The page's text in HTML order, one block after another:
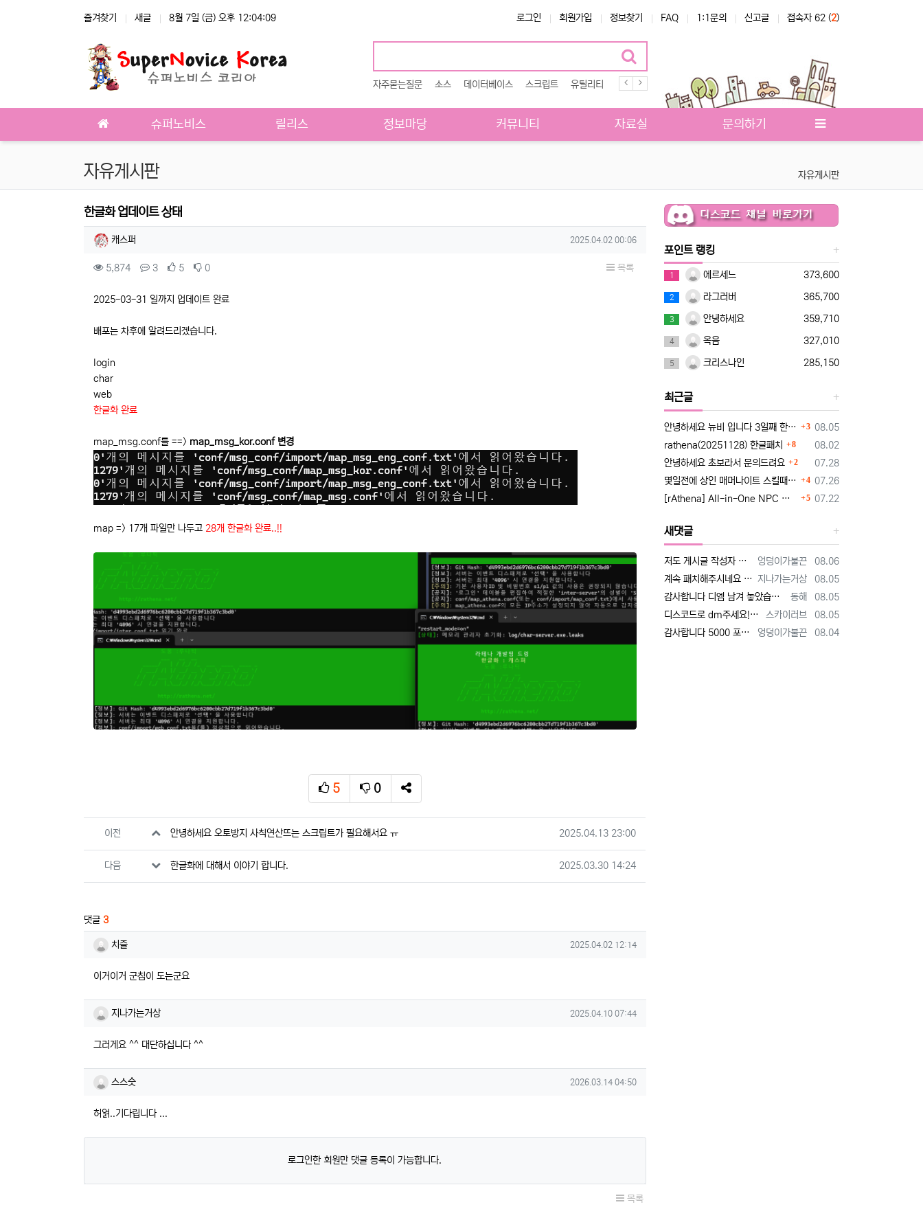
즐겨찾기 새글 8월 7일 (금) 오후 12:04:09 로그인 회원가입 정보찾기 FAQ 1:1문의 신고글 접속자 62 (2)
자주묻는질문 소스 데이터베이스 스크립트 유틸리티 루테나
슈퍼노비스 릴리스 정보마당 커뮤니티 자료실 문의하기
자유게시판 자유게시판
한글화 업데이트 상태
작성자 정보
캐스퍼 작성일
2025.04.02 00:06
컨텐츠 정보
5,874조회 3댓글 5추천 0비추천 목록
본문
2025-03-31 일까지 업데이트 완료
배포는 차후에 알려드리겠습니다.
login
char
web
한글화 완료
map_msg.conf를 ==> map_msg_kor.conf 변경
map => 17개 파일만 나두고 28개 한글화 완료..!!
5
추천
0
비추천 SNS 공유
관련자료
이전 안녕하세요 오토방지 사칙연산뜨는 스크립트가 필요해서요 ㅠ 작성일
2025.04.13 23:00
다음 한글화에 대해서 이야기 합니다. 작성일
2025.03.30 14:24
댓글 3
치즐님의 댓글
치즐 작성일
2025.04.02 12:14
이거이거 군침이 도는군요
지나가는거상님의 댓글
지나가는거상 작성일
2025.04.10 07:44
그러게요 ^^ 대단하십니다 ^^
스스슷님의 댓글
스스슷 작성일
2026.03.14 04:50
허얽..기다립니다 ...
로그인한 회원만 댓글 등록이 가능합니다.
목록
포인트 랭킹
1 에르세느 373,600
2 라그러버 365,700
3 안녕하세요 359,710
4 옥음 327,010
5 크리스나인 285,150
최근글
등록일
08.05
안녕하세요 뉴비 입니다 3일째 한글패치 때문에 조언 드립니다
댓글
3
등록일
08.02
rathena(20251128) 한글패치
댓글
8
등록일
07.28
안녕하세요 초보라서 문의드려요
댓글
2
등록일
07.26
몇일전에 상인 매머나이트 스킬때문에 질문햇었는데요~
댓글
4
등록일
07.22
[rAthena] All-in-One NPC 한국어화 버전
댓글
5
새댓글
등록자
엉덩이가불끈 등록일
08.06
저도 게시글 작성자 분과 동일한 유튜브 영상 보고 만드는 중인데요 한글화 하고 싶어서 디스코드 친추 하였습니다 디코 난쟁이 (nanja…
등록자
지나가는거상 등록일
08.05
계속 패치해주시네요 감사합니다^^
등록자
동해 등록일
08.05
감사합니다 디엠 남겨 놓았습니다
등록자
스카이러브 등록일
08.05
디스코드로 dm주세요!! [http://www.supernovice.co.kr/data/editor/2608/cmt_1995115068_HVi2…
등록자
엉덩이가불끈 등록일
08.04
감사합니다 5000 포인트를 모울떄 까지 대기타야겟네요